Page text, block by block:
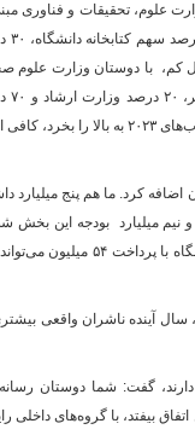
علوم، تحقیقات و فناوری
تجهیز و تأمین
با توجه به استقبال کم، با دوستان وزارت
کردیم و قرار شد سهم
وزارت علوم). فرض کنید کتابخانه‌ای می‌خواهد یک میلیارد تومان کتاب از بخش ناشران خارجی، کتاب‌های ۲۰۲۳
کرد. ما هم پنج میلیارد
و نیم میلیارد ‌ بودجه این بخش
آینده ناشران واقعی
دارند، گفت: شما دوستان رسانه
بیفتد، با گروه‌های داخلی